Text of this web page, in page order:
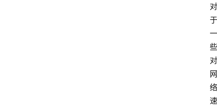
对
于
一
些
对
网
络
速